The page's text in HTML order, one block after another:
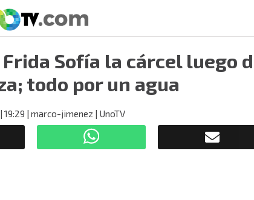
Frida Sofía la cárcel luego
todo por un agua
| 19:29 | marco-jimenez | UnoTV